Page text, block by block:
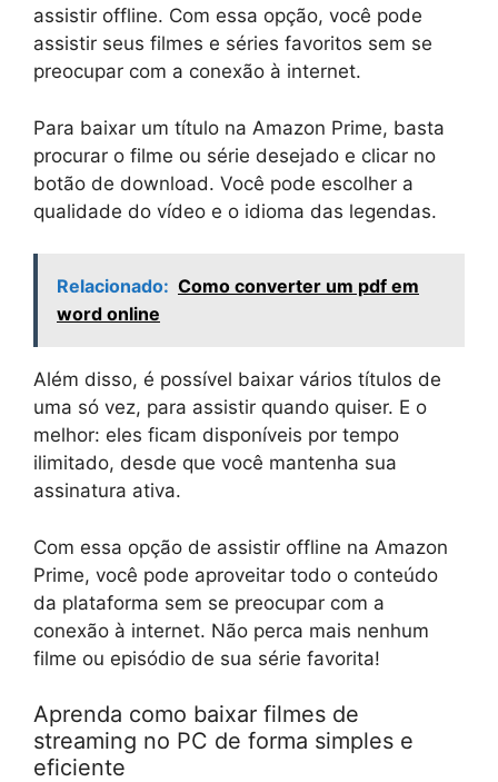
assistir offline. Com essa opção, você pode
assistir seus filmes e séries favoritos sem se
preocupar com a conexão à internet.
Para baixar um título na Amazon Prime, basta
procurar o filme ou série desejado e clicar no
botão de download. Você pode escolher a
qualidade do vídeo e o idioma das legendas.
Relacionado: Como converter um pdf em
word online
Além disso, é possível baixar vários títulos de
uma só vez, para assistir quando quiser. E o
melhor: eles ficam disponíveis por tempo
ilimitado, desde que você mantenha sua
assinatura ativa.
Com essa opção de assistir offline na Amazon
Prime, você pode aproveitar todo o conteúdo
da plataforma sem se preocupar com a
conexão à internet. Não perca mais nenhum
filme ou episódio de sua série favorita!
Aprenda como baixar filmes de
streaming no PC de forma simples e
eficiente